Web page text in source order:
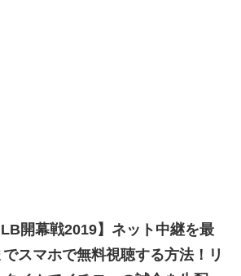
開幕戦2019】ネット中継を最
スマホで無料視聴する方法！リ